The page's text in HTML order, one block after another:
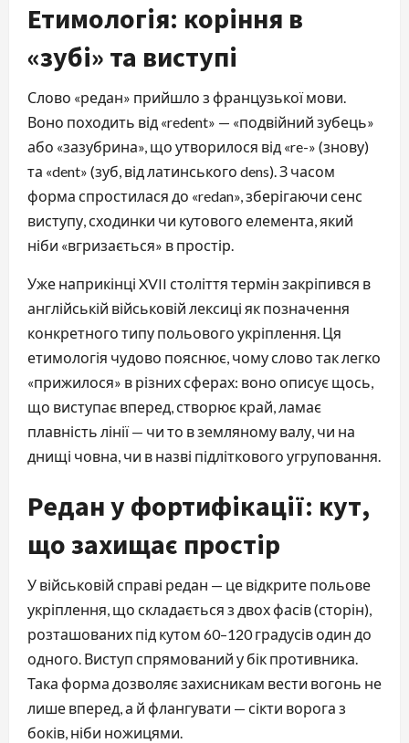
Етимологія: коріння в
«зубі» та виступі
Слово «редан» прийшло з французької мови.
Воно походить від «redent» — «подвійний зубець»
або «зазубрина», що утворилося від «re-» (знову)
та «dent» (зуб, від латинського dens). З часом
форма спростилася до «redan», зберігаючи сенс
виступу, сходинки чи кутового елемента, який
ніби «вгризається» в простір.
Уже наприкінці XVII століття термін закріпився в
англійській військовій лексиці як позначення
конкретного типу польового укріплення. Ця
етимологія чудово пояснює, чому слово так легко
«прижилося» в різних сферах: воно описує щось,
що виступає вперед, створює край, ламає
плавність лінії — чи то в земляному валу, чи на
днищі човна, чи в назві підліткового угруповання.
Редан у фортифікації: кут,
що захищає простір
У військовій справі редан — це відкрите польове
укріплення, що складається з двох фасів (сторін),
розташованих під кутом 60–120 градусів один до
одного. Виступ спрямований у бік противника.
Така форма дозволяє захисникам вести вогонь не
лише вперед, а й флангувати — сікти ворога з
боків, ніби ножицями.